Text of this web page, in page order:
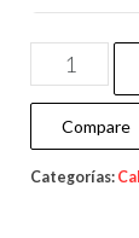
Compare
Categorías: